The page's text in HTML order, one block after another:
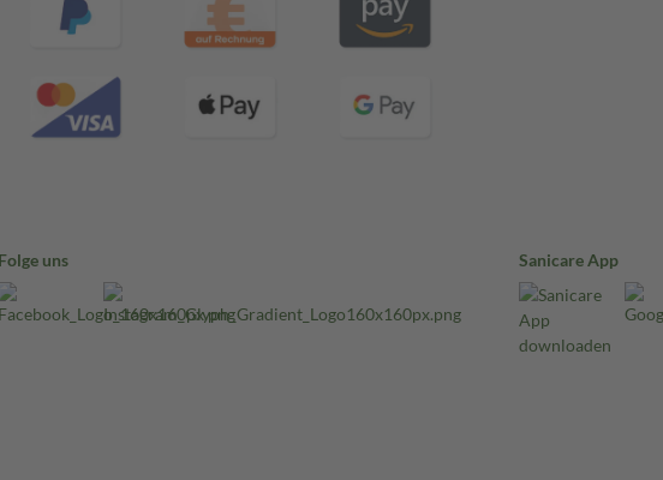
Folge uns Sanicare App